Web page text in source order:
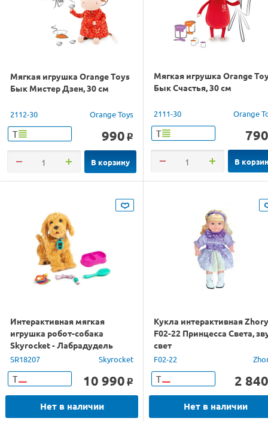
Мягкая игрушка Orange Toys
Бык Мистер Дзен, 30 см
2112-30 Orange Toys
Т 990 o
В корзину
Мягкая игрушка Orange
Бык Счастья, 30 см
2111-30 Orange
Т 790
В
Интерактивная мягкая
игрушка робот-собака
Skyrocket - Лабрадудель
Моджи
SR18207 Skyrocket
Т 10 990 o
Нет в наличии
Кукла интерактивная
F02-22 Принцесса Света,
свет
F02-22
Т 2 840
Нет в наличии